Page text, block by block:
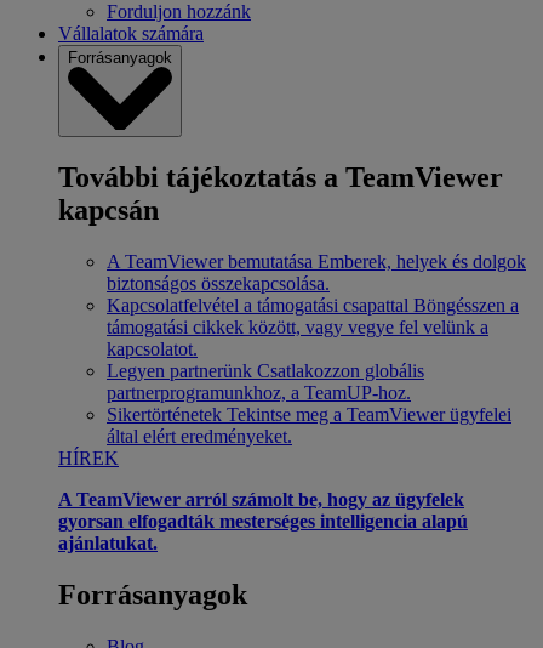
Forduljon hozzánk
Vállalatok számára
Forrásanyagok
További tájékoztatás a TeamViewer
kapcsán
A TeamViewer bemutatása Emberek, helyek és dolgok
biztonságos összekapcsolása.
Kapcsolatfelvétel a támogatási csapattal Böngésszen a
támogatási cikkek között, vagy vegye fel velünk a
kapcsolatot.
Legyen partnerünk Csatlakozzon globális
partnerprogramunkhoz, a TeamUP-hoz.
Sikertörténetek Tekintse meg a TeamViewer ügyfelei
által elért eredményeket.
HÍREK
A TeamViewer arról számolt be, hogy az ügyfelek
gyorsan elfogadták mesterséges intelligencia alapú
ajánlatukat.
Forrásanyagok